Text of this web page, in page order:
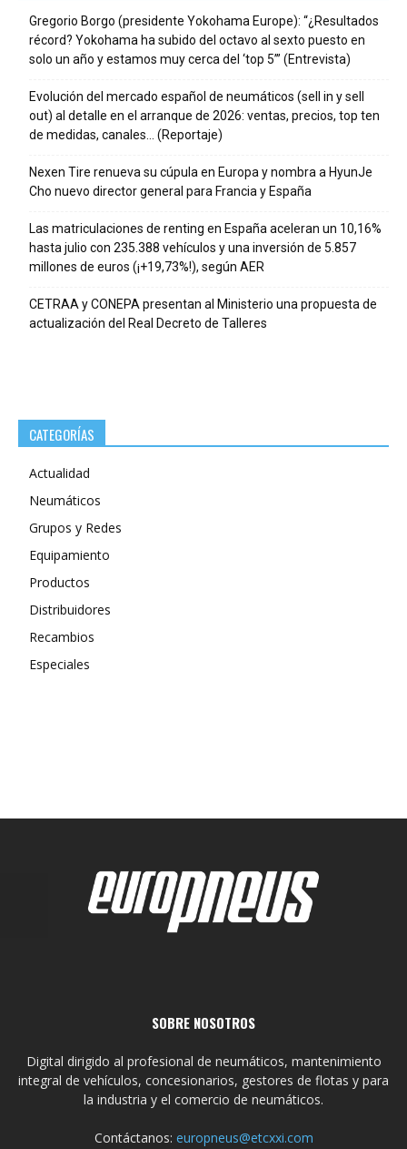
Gregorio Borgo (presidente Yokohama Europe): “¿Resultados
récord? Yokohama ha subido del octavo al sexto puesto en
solo un año y estamos muy cerca del ‘top 5’” (Entrevista)
Evolución del mercado español de neumáticos (sell in y sell
out) al detalle en el arranque de 2026: ventas, precios, top ten
de medidas, canales… (Reportaje)
Nexen Tire renueva su cúpula en Europa y nombra a HyunJe
Cho nuevo director general para Francia y España
Las matriculaciones de renting en España aceleran un 10,16%
hasta julio con 235.388 vehículos y una inversión de 5.857
millones de euros (¡+19,73%!), según AER
CETRAA y CONEPA presentan al Ministerio una propuesta de
actualización del Real Decreto de Talleres
CATEGORÍAS
Actualidad
Neumáticos
Grupos y Redes
Equipamiento
Productos
Distribuidores
Recambios
Especiales
SOBRE NOSOTROS
Digital dirigido al profesional de neumáticos, mantenimiento
integral de vehículos, concesionarios, gestores de flotas y para
la industria y el comercio de neumáticos.
Contáctanos: europneus@etcxxi.com